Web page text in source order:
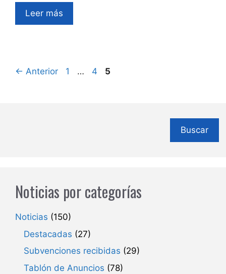
Leer más
← Anterior Página
1 … Página
4 Página
5
Buscar
Noticias por categorías
Noticias (150)
Destacadas (27)
Subvenciones recibidas (29)
Tablón de Anuncios (78)